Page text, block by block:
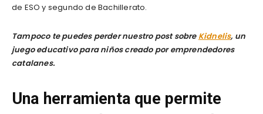
de ESO y segundo de Bachillerato.
Tampoco te puedes perder nuestro post sobre Kidnelis, un
juego educativo para niños creado por emprendedores
catalanes.
Una herramienta que permite